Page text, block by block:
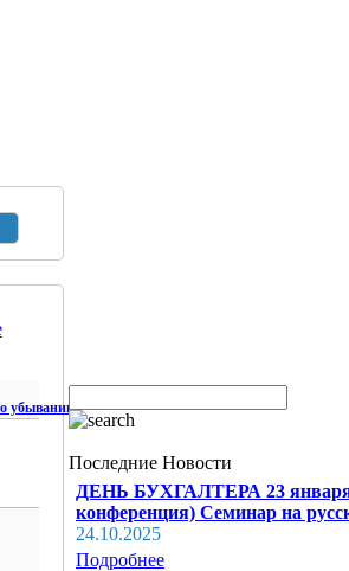
Последние Новости
ДЕНЬ БУХГАЛТЕРА 23 января
конференция) Семинар на
24.10.2025
Подробнее